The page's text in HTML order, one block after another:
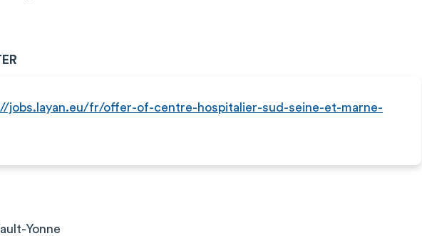
jobs.layan.eu/fr/offer-of-centre-hospitalier-sud-seine-et-marne-
Yonne